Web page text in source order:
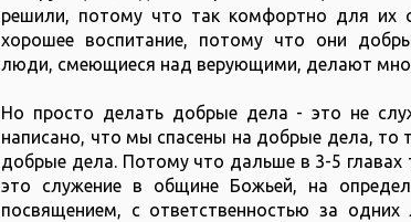
решили, потому что так комфортно для их
хорошее воспитание, потому что они
люди, смеющиеся над верующими, делают
Но просто делать добрые дела - это не
написано, что мы спасены на добрые дела, то
добрые дела. Потому что дальше в 3-5 главах
это служение в общине Божьей, на
посвящением, с ответственностью за